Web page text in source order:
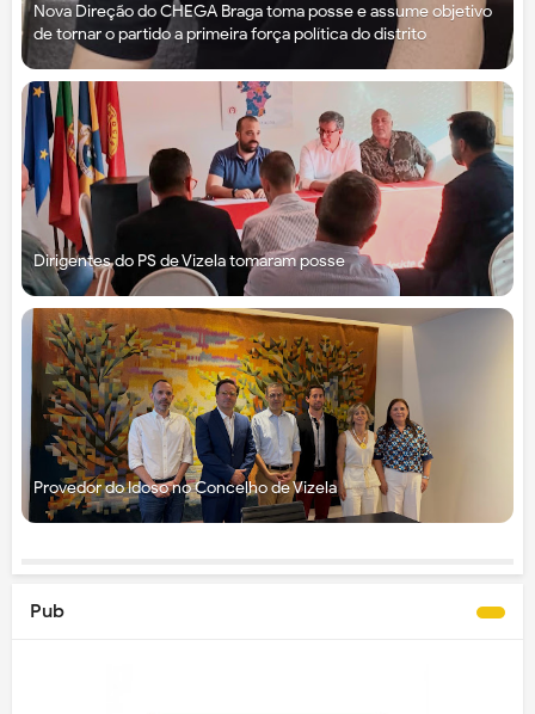
Nova Direção do CHEGA Braga toma posse e assume objetivo
de tornar o partido a primeira força política do distrito
Dirigentes do PS de Vizela tomaram posse
Provedor do Idoso no Concelho de Vizela
Pub